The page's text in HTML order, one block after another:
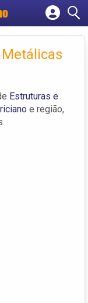
Estruturas e
e região,